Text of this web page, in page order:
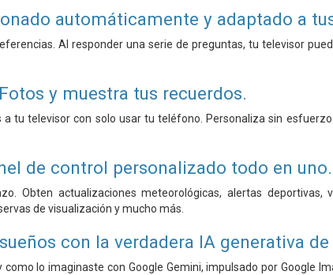
automáticamente y adaptado a
Al responder una serie de preguntas, tu televisor
y muestra tus recuerdos.
tu televisor con solo usar tu teléfono. Personaliza sin
de control personalizado todo en uno.
Obten actualizaciones meteorológicas, alertas deportivas,
de visualización y mucho más.
con la verdadera IA generativa
lo imaginaste con Google Gemini, impulsado por Google